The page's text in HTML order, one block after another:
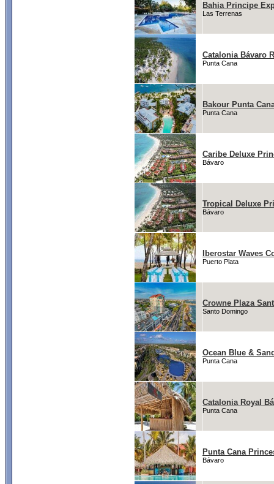
Bahia Principe
Las Terrenas
Catalonia Bávaro
Punta Cana
Bakour Punta
Punta Cana
Caribe Deluxe
Bávaro
Tropical Deluxe
Bávaro
Iberostar Waves
Puerto Plata
Crowne Plaza
Santo Domingo
Ocean Blue &
Punta Cana
Catalonia Royal
Punta Cana
Punta Cana
Bávaro